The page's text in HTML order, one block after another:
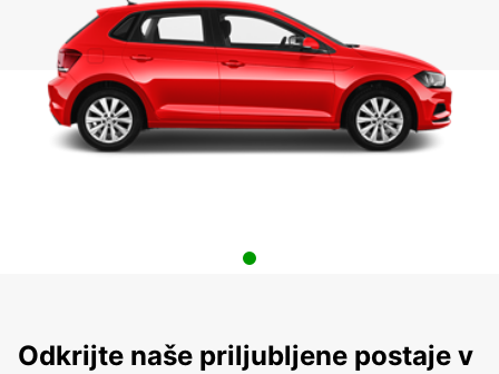
Odkrijte naše priljubljene postaje v